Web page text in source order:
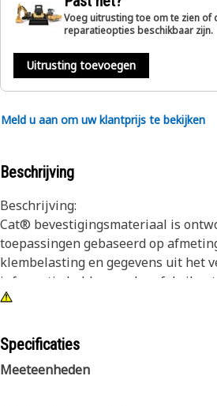
Voeg uitrusting toe om te zien of
reparatieopties beschikbaar zijn.
Uitrusting toevoegen
Meld u aan om uw klantprijs te bekijken
Beschrijving
Beschrijving:
Cat® bevestigingsmateriaal is
toepassingen gebaseerd op
klembelasting en gegevens uit het
informatie hebben andere
lang mee als de machine zelf of
bevestigingsmaterialen geschikt
er geen enkel ander bedrijf dat uw
als wij.
Specificaties
Meeteenheden